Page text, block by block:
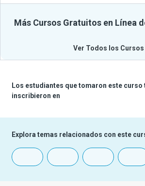
Más Cursos Gratuitos en Línea
Ver Todos los Cursos
Los estudiantes que tomaron este curso
inscribieron en
Explora temas relacionados con este